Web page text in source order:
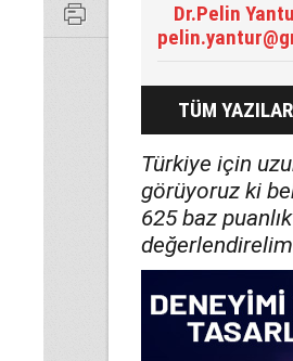
Dr.Pelin
TÜM
Türkiye için
görüyoruz ki
625 baz